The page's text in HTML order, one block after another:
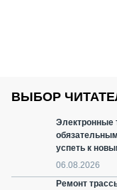
ВЫБОР
Электронные
успеть к
06.08.2026
Ремонт